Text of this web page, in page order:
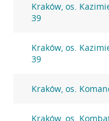
Kraków, os.
39
Kraków, os.
39
Kraków, os.
Kraków, os.